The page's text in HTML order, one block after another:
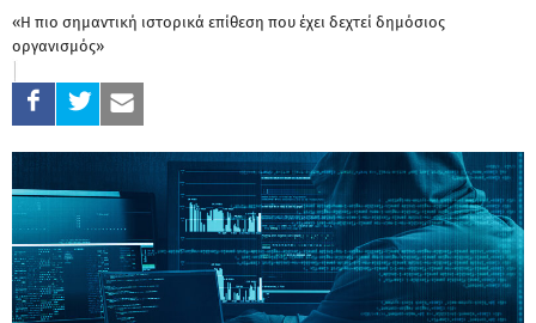
«Η πιο σημαντική ιστορικά επίθεση που έχει δεχτεί δημόσιος
οργανισμός»